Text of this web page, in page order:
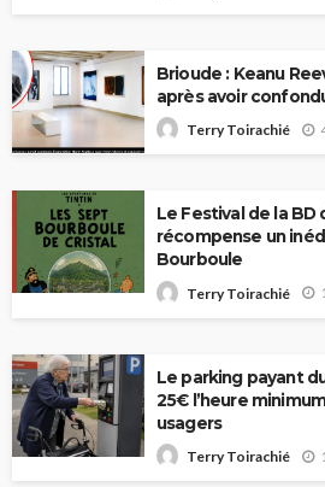
Brioude : Keanu
après avoir
Terry Toirachié
Le Festival de la BD
récompense un
Bourboule
Terry Toirachié
Le parking payant
25€ l’heure
usagers
Terry Toirachié